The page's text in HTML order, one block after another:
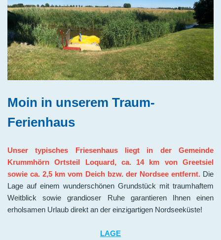
Moin in unserem Traum-
Ferienhaus
Unser typisches Friesenhaus liegt in der Gemeinde
Krummhörn Ortsteil Loquard, ca. 14 km von Greetsiel
sowie ca. 2,5 km vom Deich bzw. der Nordsee entfernt.Die
Lage auf einem wunderschönen Grundstück mit traumhaftem
Weitblick sowie grandioser Ruhe garantieren Ihnen einen
erholsamen Urlaub direkt an der einzigartigen Nordseeküste!
LAGE